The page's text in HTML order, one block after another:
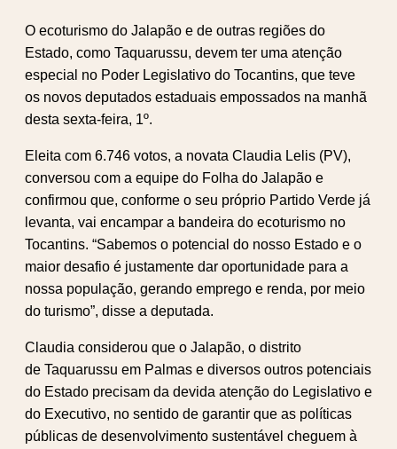
O ecoturismo do Jalapão e de outras regiões do
Estado, como Taquarussu, devem ter uma atenção
especial no Poder Legislativo do Tocantins, que teve
os novos deputados estaduais empossados na manhã
desta sexta-feira, 1º.
Eleita com 6.746 votos, a novata Claudia Lelis (PV),
conversou com a equipe do Folha do Jalapão e
confirmou que, conforme o seu próprio Partido Verde já
levanta, vai encampar a bandeira do ecoturismo no
Tocantins. “Sabemos o potencial do nosso Estado e o
maior desafio é justamente dar oportunidade para a
nossa população, gerando emprego e renda, por meio
do turismo”, disse a deputada.
Claudia considerou que o Jalapão, o distrito
de Taquarussu em Palmas e diversos outros potenciais
do Estado precisam da devida atenção do Legislativo e
do Executivo, no sentido de garantir que as políticas
públicas de desenvolvimento sustentável cheguem à